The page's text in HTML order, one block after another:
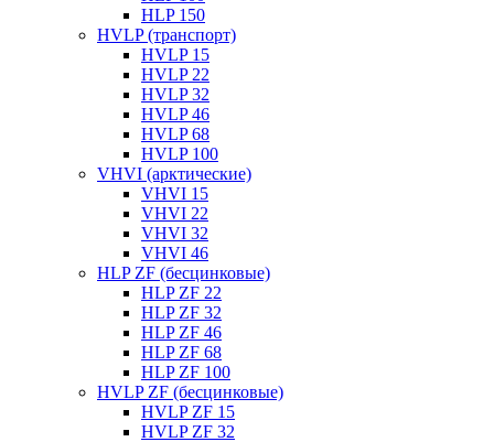
HLP 150
HVLP (транспорт)
HVLP 15
HVLP 22
HVLP 32
HVLP 46
HVLP 68
HVLP 100
VHVI (арктические)
VHVI 15
VHVI 22
VHVI 32
VHVI 46
HLP ZF (бесцинковые)
HLP ZF 22
HLP ZF 32
HLP ZF 46
HLP ZF 68
HLP ZF 100
HVLP ZF (бесцинковые)
HVLP ZF 15
HVLP ZF 32